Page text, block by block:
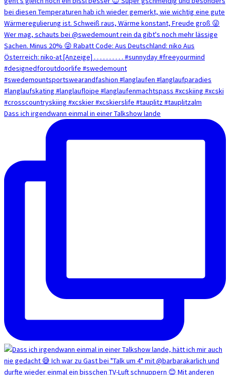
Dass ich irgendwann einmal in einer Talkshow lande